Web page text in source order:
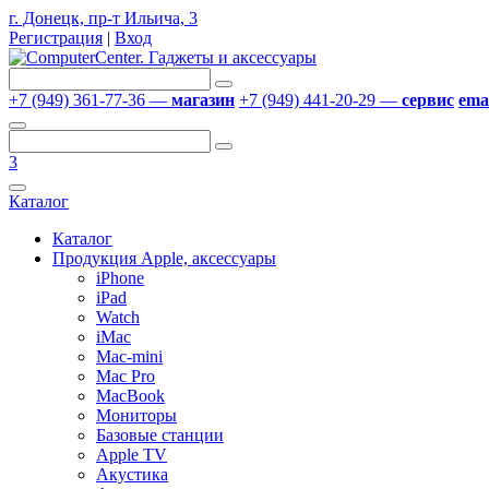
г. Донецк, пр-т Ильича, 3
Регистрация | Вход
+7 (949) 361-77-36 — магазин +7 (949) 441-20-29 — сервис
3
Каталог
Каталог
Продукция Apple, аксессуары
iPhone
iPad
Watch
iMac
Mac-mini
Mac Pro
MacBook
Мониторы
Базовые станции
Apple TV
Акустика